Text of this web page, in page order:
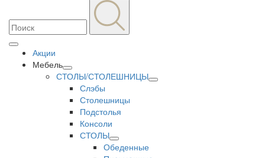
Акции
Мебель
СТОЛЫ/СТОЛЕШНИЦЫ
Слэбы
Столешницы
Подстолья
Консоли
СТОЛЫ
Обеденные